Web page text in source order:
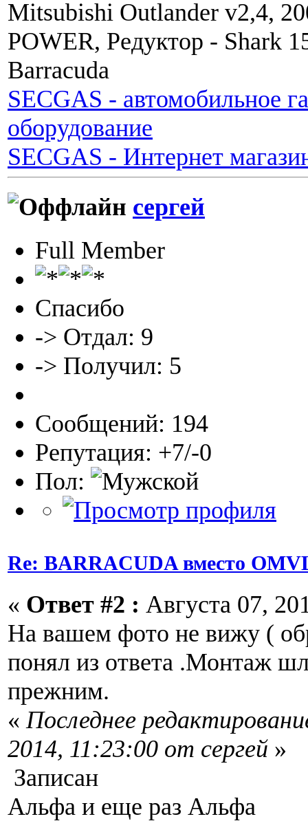
Mitsubishi Outlander v2,4,
POWER, Редуктор - Shark
Barracuda
SECGAS - автомобильное
оборудование
SECGAS - Интернет
сергей
Full Member
Спасибо
-> Отдал: 9
-> Получил: 5
Сообщений: 194
Репутация: +7/-0
Пол:
Re: BARRACUDA вместо
« Ответ #2 : Августа 07,
На вашем фото не вижу (
понял из ответа .Монтаж
прежним.
« Последнее
2014, 11:23:00 от сергей »
Записан
Альфа и еще раз Альфа